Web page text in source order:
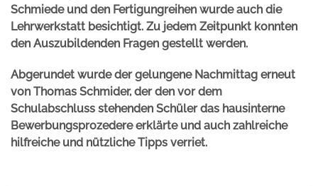
Schmiede und den Fertigungreihen wurde auch die
Lehrwerkstatt besichtigt. Zu jedem Zeitpunkt konnten
den Auszubildenden Fragen gestellt werden.
Abgerundet wurde der gelungene Nachmittag erneut
von Thomas Schmider, der den vor dem
Schulabschluss stehenden Schüler das hausinterne
Bewerbungsprozedere erklärte und auch zahlreiche
hilfreiche und nützliche Tipps verriet.